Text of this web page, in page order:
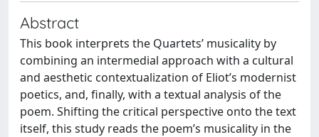
Abstract
This book interprets the Quartets’ musicality by
combining an intermedial approach with a cultural
and aesthetic contextualization of Eliot’s modernist
poetics, and, finally, with a textual analysis of the
poem. Shifting the critical perspective onto the text
itself, this study reads the poem’s musicality in the